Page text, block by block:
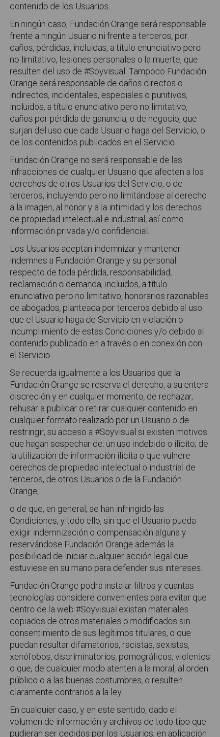
contenido de los Usuarios.
En ningún caso, Fundación Orange será responsable
frente a ningún Usuario ni frente a terceros, por
daños, pérdidas, incluidas, a título enunciativo pero
no limitativo, lesiones personales o la muerte, que
resulten del uso de #Soyvisual. Tampoco Fundación
Orange será responsable de daños directos o
indirectos, incidentales, especiales o punitivos,
incluidos, a título enunciativo pero no limitativo,
daños por pérdida de ganancia, o de negocio, que
surjan del uso que cada Usuario haga del Servicio, o
de los contenidos publicados en el Servicio.
Fundación Orange no será responsable de las
infracciones de cualquier Usuario que afecten a los
derechos de otros Usuarios del Servicio, o de
terceros, incluyendo pero no limitándose al derecho
a la imagen, al honor y a la intimidad y los derechos
de propiedad intelectual e industrial, así como
información privada y/o confidencial.
Los Usuarios aceptan indemnizar y mantener
indemnes a Fundación Orange y su personal
respecto de toda pérdida, responsabilidad,
reclamación o demanda, incluidos, a título
enunciativo pero no limitativo, honorarios razonables
de abogados, planteada por terceros debido al uso
que el Usuario haga de Servicio en violación o
incumplimiento de estas Condiciones y/o debido al
contenido publicado en a través o en conexión con
el Servicio.
Se recuerda igualmente a los Usuarios que la
Fundación Orange se reserva el derecho, a su entera
discreción y en cualquier momento, de rechazar,
rehusar a publicar o retirar cualquier contenido en
cualquier formato realizado por un Usuario o de
restringir, su acceso a #Soyvisual si existen motivos
que hagan sospechar de: un uso indebido o ilícito; de
la utilización de información ilícita o que vulnere
derechos de propiedad intelectual o industrial de
terceros, de otros Usuarios o de la Fundación
Orange;
o de que, en general, se han infringido las
Condiciones, y todo ello, sin que el Usuario pueda
exigir indemnización o compensación alguna y
reservándose Fundación Orange además la
posibilidad de iniciar cualquier acción legal que
estuviese en su mano para defender sus intereses.
Fundación Orange podrá instalar filtros y cuantas
tecnologías considere convenientes para evitar que
dentro de la web #Soyvisual existan materiales
copiados de otros materiales o modificados sin
consentimiento de sus legítimos titulares, o que
puedan resultar difamatorios, racistas, sexistas,
xenófobos, discriminatorios, pornográficos, violentos
o que, de cualquier modo atenten a la moral, al orden
público o a las buenas costumbres, o resulten
claramente contrarios a la ley.
En cualquier caso, y en este sentido, dado el
volumen de información y archivos de todo tipo que
pudieran ser cedidos por los Usuarios, en aplicación